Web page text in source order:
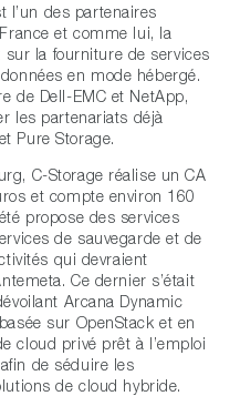
l’un des partenaires
et comme lui, la
sur la fourniture de services
en mode hébergé.
de Dell-EMC et NetApp,
les partenariats déjà
Pure Storage.
C‐Storage réalise un CA
et compte environ 160
propose des services
de sauvegarde et de
qui devraient
Ce dernier s’était
Arcana Dynamic
sur OpenStack et en
cloud privé prêt à l’emploi
de séduire les
de cloud hybride.